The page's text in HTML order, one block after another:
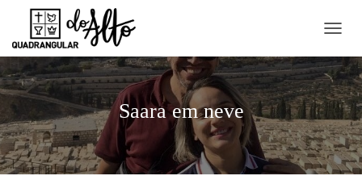
Saara em neve